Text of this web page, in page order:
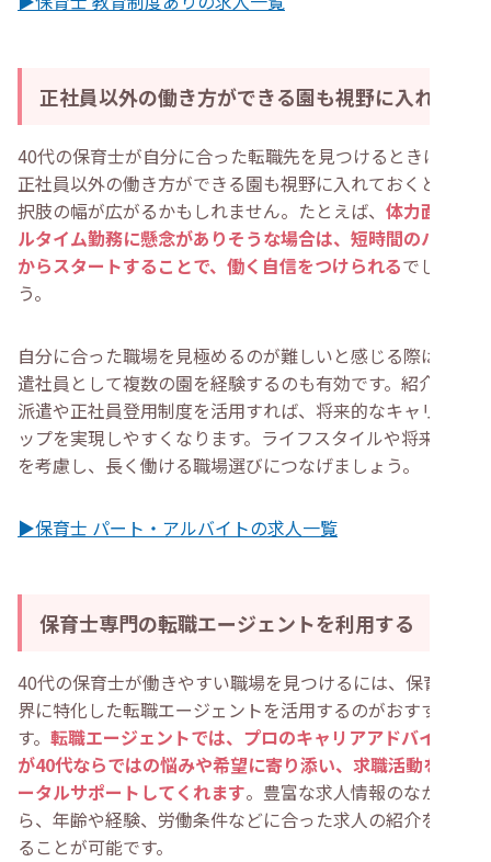
正社員以外の働き方ができる園も視野に入れる
40代の保育士が自分に合った転職先を見つけるときは、
正社員以外の働き方ができる園も視野に入れておくと、選
択肢の幅が広がるかもしれません。たとえば、 体力面でフ
ルタイム勤務に懸念がありそうな場合は、短時間のパート
からスタートすることで、働く自信をつけられるでしょ
う。
自分に合った職場を見極めるのが難しいと感じる際は、派
遣社員として複数の園を経験するのも有効です。紹介予定
派遣や正社員登用制度を活用すれば、将来的なキャリアア
ップを実現しやすくなります。ライフスタイルや将来設計
を考慮し、長く働ける職場選びにつなげましょう。
▶保育士 パート・アルバイトの求人一覧
保育士専門の転職エージェントを利用する
40代の保育士が働きやすい職場を見つけるには、保育業
界に特化した転職エージェントを活用するのがおすすめで
す。 転職エージェントでは、プロのキャリアアドバイザー
が40代ならではの悩みや希望に寄り添い、求職活動をト
ータルサポートしてくれます。豊富な求人情報のなかか
ら、年齢や経験、労働条件などに合った求人の紹介を受け
ることが可能です。